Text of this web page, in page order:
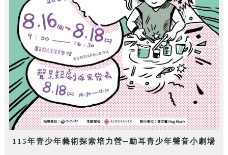
115年青少年藝術探索培力營─動耳青少年聲音小劇場